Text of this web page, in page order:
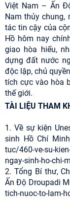
Việt Nam – Ấn
Nam thủy chung,
tác tin cậy của
Hồ hôm nay
giao hòa hiếu,
dựng đất nước
độc lập, chủ
tích cực vào hòa
thế giới.
TÀI LIỆU THAM
1. Về sự kiện
sinh Hồ Chí
tuc/460-ve-su-
ngay-sinh-ho-chi-
2. Tổng Bí thư,
Ấn Độ Droupadi
tich-nuoc-to-lam-